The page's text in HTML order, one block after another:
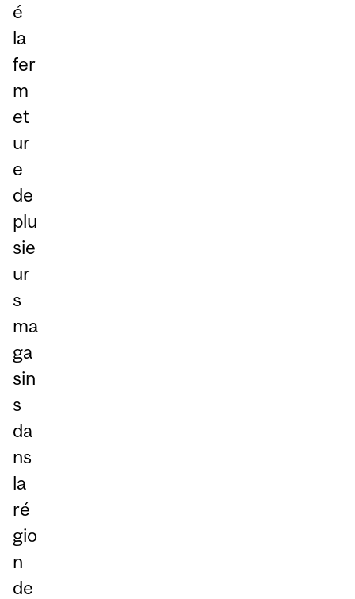
é
la
fer
m
et
ur
e
de
plu
sie
ur
s
ma
ga
sin
s
da
ns
la
ré
gio
n
de